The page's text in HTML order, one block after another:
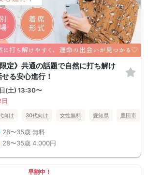
定》共通の話題で自然に打ち解け
る安心進行！
(土) 13:30〜
向け 30代向け 女性無料 愛知県 豊田市
28〜35歳 無料
28〜35歳 4,000円
早割中！